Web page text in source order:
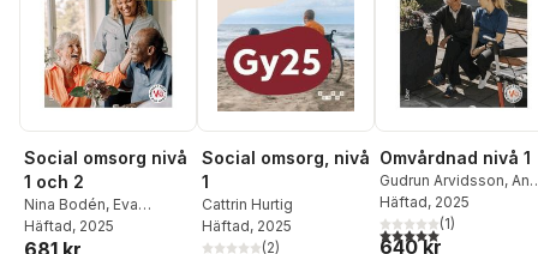
Social omsorg nivå
1 och 2
Nina Bodén, Eva
Wedman,Helena Bäck
Häftad, 2025
Social omsorg, nivå
1
Cattrin Hurtig
Häftad, 2025
(2)
Omvårdnad nivå 1
Gudrun Arvidsson,
Hedlund Leijon
Christina Walldin
Häftad, 2025
5,0utav 5 stjärnor.
(1)
640 kr